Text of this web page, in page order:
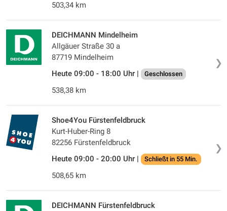
503,34 km
❯
DEICHMANN Mindelheim
Allgäuer Straße 30 a
87719 Mindelheim
Heute 09:00 - 18:00 Uhr |
Geschlossen
538,38 km
❯
Shoe4You Fürstenfeldbruck
Kurt-Huber-Ring 8
82256 Fürstenfeldbruck
Heute 09:00 - 20:00 Uhr |
Schließt in 55 Min.
508,65 km
DEICHMANN Fürstenfeldbruck